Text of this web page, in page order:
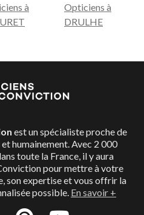
à
Opticiens à
DRULHE
est un spécialiste proche de
humainement. Avec 2 000
toute la France, il y aura
pour mettre à votre
son expertise et vous offrir la
possible. En savoir +